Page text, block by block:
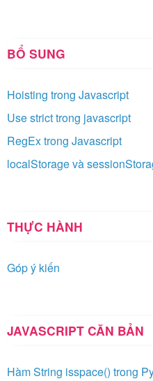
BỔ SUNG
Hoisting trong Javascript
Use strict trong javascript
RegEx trong Javascript
localStorage và
THỰC HÀNH
Góp ý kiến
JAVASCRIPT CĂN BẢN
Hàm String isspace() trong